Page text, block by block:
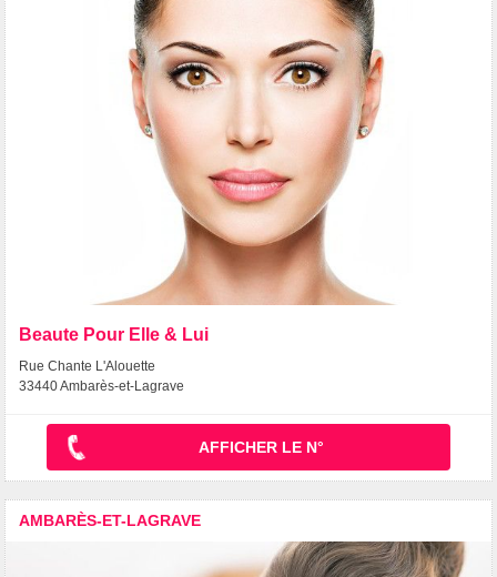
Beaute Pour Elle & Lui
Rue Chante L'Alouette
33440 Ambarès-et-Lagrave
AFFICHER LE N°
AMBARÈS-ET-LAGRAVE